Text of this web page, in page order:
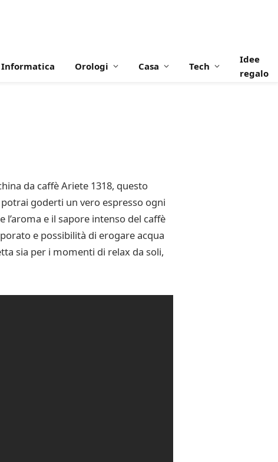
Informatica Orologi Casa Tech
Idee
regalo
da caffè Ariete 1318, questo
goderti un vero espresso ogni
e il sapore intenso del caffè
e possibilità di erogare acqua
sia per i momenti di relax da soli,